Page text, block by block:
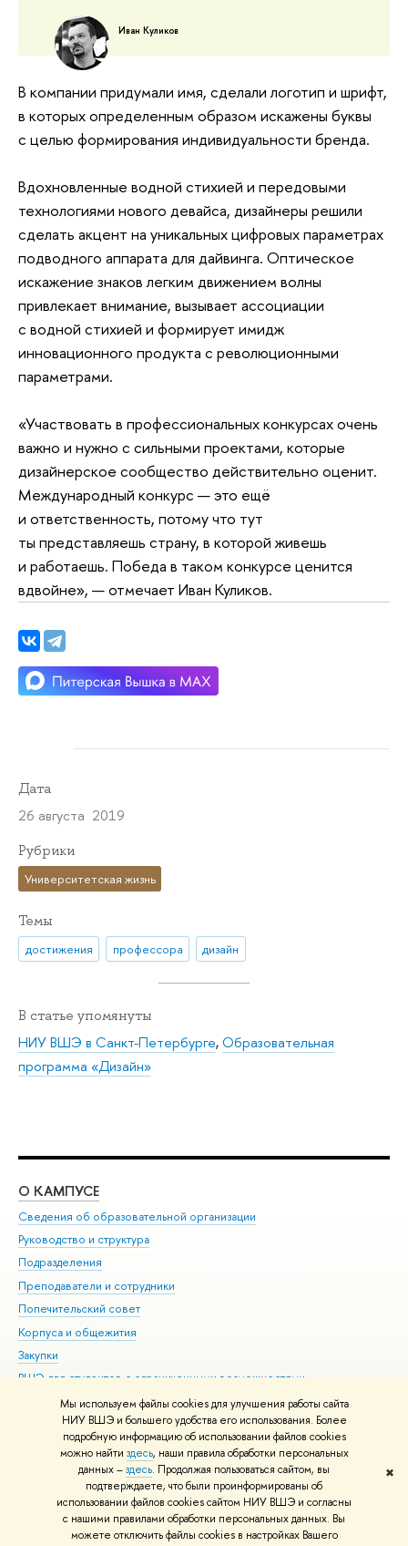
Мы используем файлы cookies для улучшения работы сайта
НИУ ВШЭ и большего удобства его использования. Более
подробную информацию об использовании файлов cookies
можно найти здесь, наши правила обработки персональных
данных –здесь. Продолжая пользоваться сайтом, вы
подтверждаете, что были проинформированы об
использовании файлов cookies сайтом НИУ ВШЭ и согласны
с нашими правилами обработки персональных данных. Вы
можете отключить файлы cookies в настройках Вашего
✖
Иван Куликов
В компании придумали имя, сделали логотип и шрифт,
в которых определенным образом искажены буквы
с целью формирования индивидуальности бренда.
Вдохновленные водной стихией и передовыми
технологиями нового девайса, дизайнеры решили
сделать акцент на уникальных цифровых параметрах
подводного аппарата для дайвинга. Оптическое
искажение знаков легким движением волны
привлекает внимание, вызывает ассоциации
с водной стихией и формирует имидж
инновационного продукта с революционными
параметрами.
«Участвовать в профессиональных конкурсах очень
важно и нужно с сильными проектами, которые
дизайнерское сообщество действительно оценит.
Международный конкурс — это ещё
и ответственность, потому что тут
ты представляешь страну, в которой живешь
и работаешь. Победа в таком конкурсе ценится
вдвойне», — отмечает Иван Куликов.
Дата
26 августа 2019
Рубрики
Университетская жизнь
Темы
достижения профессора дизайн
В статье упомянуты
НИУ ВШЭ в Санкт-Петербурге,Образовательная
программа «Дизайн»
О КАМПУСЕ
Сведения об образовательной организации
Руководство и структура
Подразделения
Преподаватели и сотрудники
Попечительский совет
Корпуса и общежития
Закупки
ВШЭ для студентов с ограниченными возможностями
здоровья и инвалидностью
Версия для слабовидящих
Единая платежная страница
© НИУ ВШЭ 1993–2026 Адреса и контакты Условия использования
материалов Политика конфиденциальности Карта сайта
Шрифты HSE Sans и HSE Slab разработаны вШколе дизайна НИУ ВШЭ